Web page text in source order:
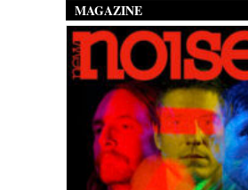
MAGAZINE